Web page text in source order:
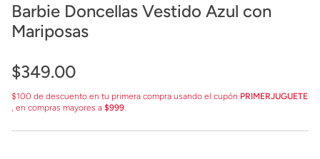
Barbie Doncellas Vestido Azul con
Mariposas
$349.00
$100 de descuento en tu primera compra usando el cupón PRIMERJUGUETE
, en compras mayores a $999.